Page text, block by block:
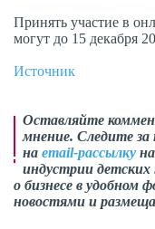
Принять участие в
могут до 15 декабря
Источник
Оставляйте
мнение. Следите
на email-рассылку
индустрии детских
о бизнесе в удобном
новостями и